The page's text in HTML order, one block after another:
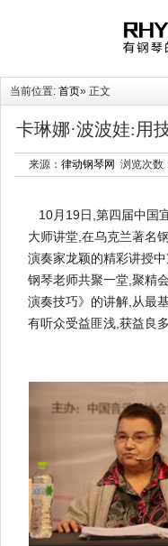
当前位置: 首页» 正文
卡琳娜·波波娃:用
来源： 律动钢琴网 浏览次数
10月19日,第四届中国
大师讲堂,在乌克兰著名
演奏家龙颖的精彩讲授
钢琴老师共聚一堂,聚精
演奏技巧》的讲解,从最
有听众受益匪浅,获益良多